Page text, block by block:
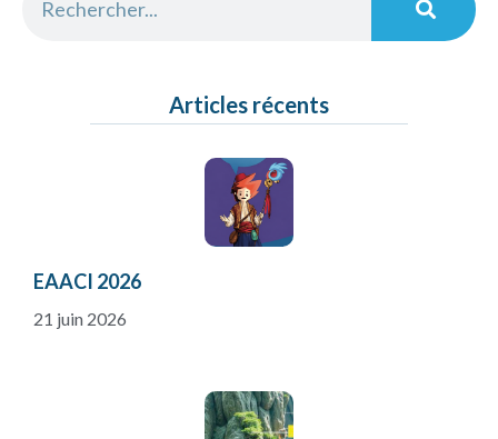
Articles récents
EAACI 2026
21 juin 2026